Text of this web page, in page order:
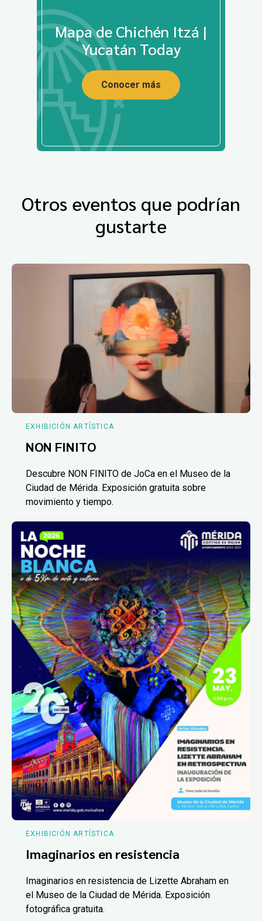
Mapa de Chichén Itzá |
Yucatán Today
Conocer más
Otros eventos que podrían
gustarte
EXHIBICIÓN ARTÍSTICA
NON FINITO
Descubre NON FINITO de JoCa en el Museo de la
Ciudad de Mérida. Exposición gratuita sobre
movimiento y tiempo.
EXHIBICIÓN ARTÍSTICA
Imaginarios en resistencia
Imaginarios en resistencia de Lizette Abraham en
el Museo de la Ciudad de Mérida. Exposición
fotográfica gratuita.